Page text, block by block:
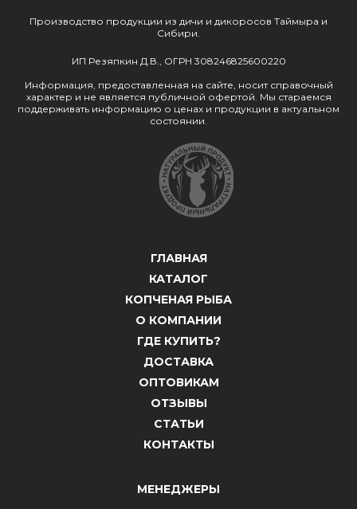
Производство продукции из дичи и дикоросов Таймыра и
Сибири.
ИП Резяпкин Д.В., ОГРН 308246825600220
Информация, предоставленная на сайте, носит справочный
характер и не является публичной офертой. Мы стараемся
поддерживать информацию о ценах и продукции в актуальном
состоянии.
ГЛАВНАЯ
КАТАЛОГ
КОПЧЕНАЯ РЫБА
О КОМПАНИИ
ГДЕ КУПИТЬ?
ДОСТАВКА
ОПТОВИКАМ
ОТЗЫВЫ
СТАТЬИ
КОНТАКТЫ
МЕНЕДЖЕРЫ